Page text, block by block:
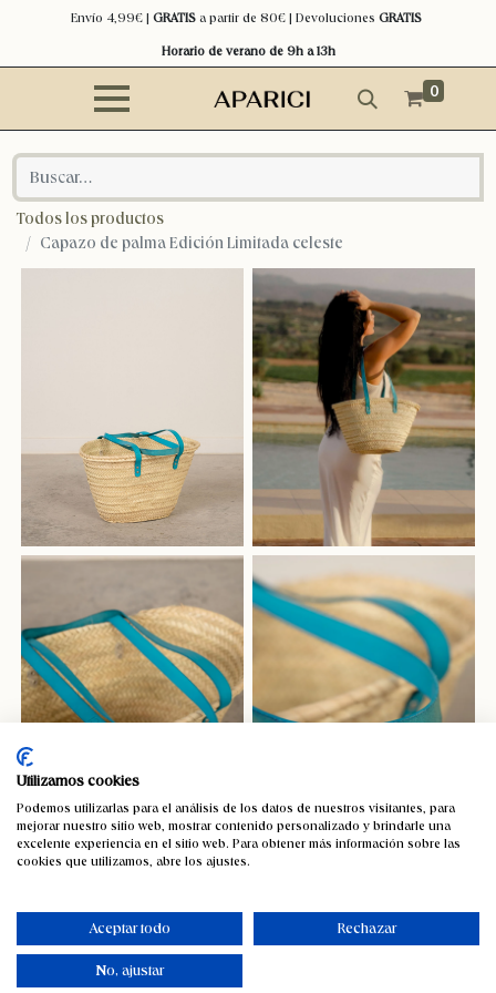
Envío 4,99€ | GRATISa partir de 80€ | Devoluciones GRATIS
Horario de verano de 9h a 13h
0
Todos los productos
Capazo de palma Edición Limitada celeste
Capazo de palma Edición Limitada
celeste
37,06€ IVA incluido
Utilizamos cookies
Podemos utilizarlas para el análisis de los datos de nuestros visitantes, para
mejorar nuestro sitio web, mostrar contenido personalizado y brindarle una
excelente experiencia en el sitio web. Para obtener más información sobre las
cookies que utilizamos, abre los ajustes.
Aceptar todo Rechazar
No, ajustar